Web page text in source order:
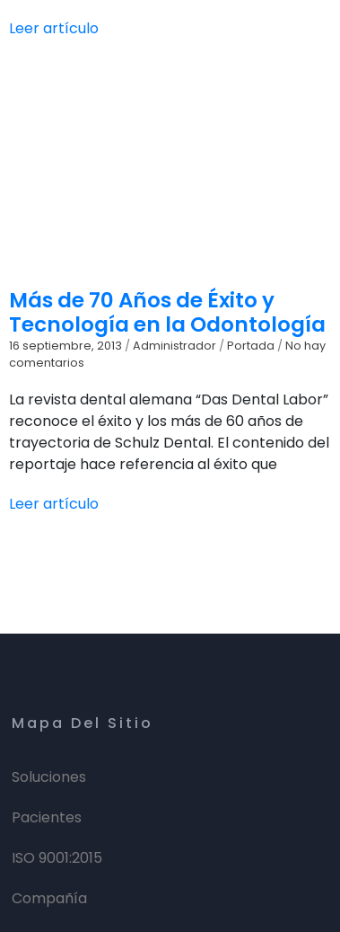
Leer artículo
Más de 70 Años de Éxito y
Tecnología en la Odontología
16 septiembre, 2013 / Administrador / Portada / No hay
comentarios
La revista dental alemana “Das Dental Labor”
reconoce el éxito y los más de 60 años de
trayectoria de Schulz Dental. El contenido del
reportaje hace referencia al éxito que
Leer artículo
Mapa Del Sitio
Soluciones
Pacientes
ISO 9001:2015
Compañía